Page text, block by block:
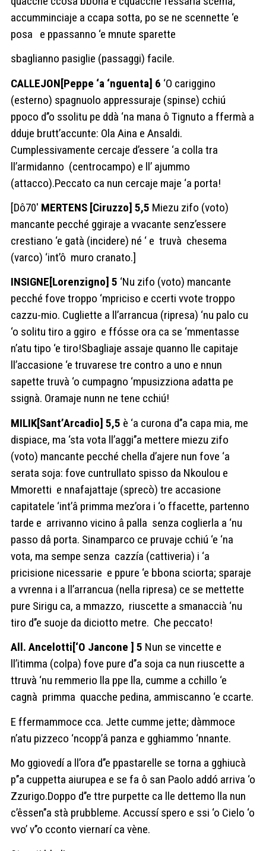
accumminciaje a ccapa sotta, po se ne scennette ‘e
posa
e ppassanno ‘e mnute sparette
sbaglianno pasiglie (passaggi) facile.
CALLEJON[Peppe ‘a ‘nguenta] 6 ‘O cariggino
(esterno) spagnuolo appressuraje (spinse) cchiú
ppoco d’’o ssolitu pe ddà ‘na mana ô Tignuto a ffermà a
dduje brutt’accunte: Ola Aina e Ansaldi.
Cumplessivamente cercaje d’essere ‘a colla tra
ll’armidanno (centrocampo) e ll’ ajummo
(attacco).Peccato ca nun cercaje maje ‘a porta!
[Dô70′ MERTENS [Ciruzzo] 5,5 Miezu zifo (voto)
mancante pecché ggiraje a vvacante senz’essere
crestiano ‘e gatà (incidere) né ‘ e truvà chesema
(varco) ‘int’ô muro cranato.]
INSIGNE[Lorenzigno] 5 ‘Nu zifo (voto) mancante
pecché fove troppo ‘mpriciso e ccerti vvote troppo
cazzu-mio. Cugliette a ll’arrancua (ripresa) ‘nu palo cu
‘o solitu tiro a ggiro e ffósse ora ca se ‘mmentasse
n’atu tipo ‘e tiro!Sbagliaje assaje quanno lle capitaje
ll’accasione ‘e truvarese tre contro a uno e nnun
sapette truvà ‘o cumpagno ‘mpusizziona adatta pe
ssignà. Oramaje nunn ne tene cchiú!
MILIK[Sant’Arcadio] 5,5 è ‘a curona d’’a capa mia, me
dispiace, ma ‘sta vota ll’aggi’’a mettere miezu zifo
(voto) mancante pecché chella d’ajere nun fove ‘a
serata soja: fove cuntrullato spisso da Nkoulou e
Mmoretti e nnafajattaje (sprecò) tre accasione
capitatele ‘int’â primma mez’ora i ‘o ffacette, partenno
tarde e arrivanno vicino â palla senza coglierla a ‘nu
passo dâ porta. Sinamparco ce pruvaje cchiú ‘e ‘na
vota, ma sempe senza cazzía (cattiveria) i ‘a
pricisione nicessarie e ppure ‘e bbona sciorta; sparaje
a vvrenna i a ll’arrancua (nella ripresa) ce se mettette
pure Sirigu ca, a mmazzo, riuscette a smanaccià ‘nu
tiro d’’e suoje da diciotto metre. Che peccato!
All. Ancelotti[‘O Jancone ] 5 Nun se vincette e
ll’itimma (colpa) fove pure d’’a soja ca nun riuscette a
ttruvà ‘nu remmerio lla ppe lla, cumme a cchillo ‘e
cagnà primma quacche pedina, ammiscanno ‘e ccarte.
E ffermammoce cca. Jette cumme jette; dàmmoce
n’atu pizzeco ‘ncopp’â panza e gghiammo ‘nnante.
Mo ggiovedí a ll’ora d’’e ppastarelle se torna a gghiucà
p’’a cuppetta aiurupea e se fa ô san Paolo addó arriva ‘o
Zzurigo.Doppo d’’e ttre purpette ca lle dettemo lla nun
c’êssen’’a stà prubbleme. Accussí spero e ssi ‘o Cielo ‘o
vvo’ v’’o cconto viernarí ca vène.